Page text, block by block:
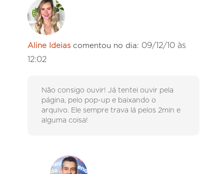
Aline Ideias comentou no dia: 09/12/10 às
12:02
Não consigo ouvir! Já tentei ouvir pela
página, pelo pop-up e baixando o
arquivo. Ele sempre trava lá pelos 2min e
alguma coisa!